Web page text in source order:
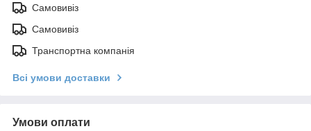
Самовивіз
Самовивіз
Транспортна компанія
Всі умови доставки
Умови оплати